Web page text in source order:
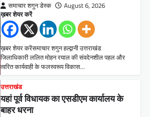
समाचार शगुन डेस्क August 6, 2026
ख़बर शेयर करें
ख़बर शेयर करेंसमाचार शगुन हल्द्वानी उत्तराखंड
जिलाधिकारी ललित मोहन रयाल की संवदेनशील पहल और
त्वरित कार्यवाही के फलस्वरूप विकास…
उत्तराखंड
यहां पूर्व विधायक का एसडीएम कार्यालय के
बाहर धरना